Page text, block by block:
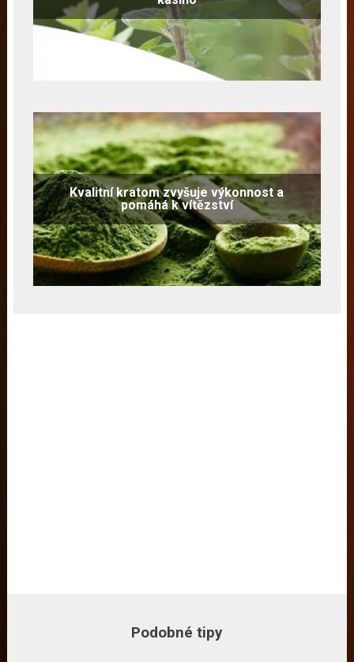
Kvalitní kratom zvyšuje výkonnost a
pomáhá k vítězství
Podobné tipy